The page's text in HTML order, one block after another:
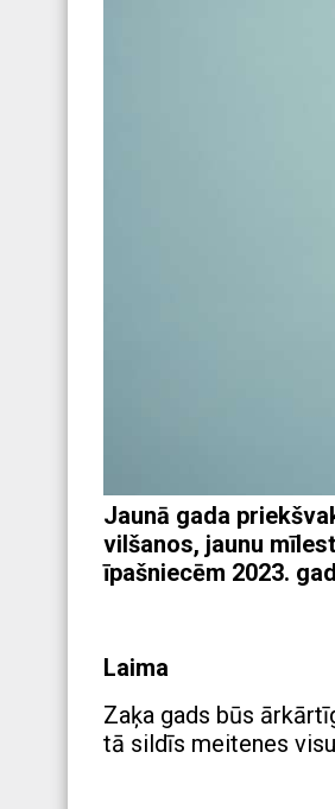
Jaunā gada
vilšanos, jaunu
īpašniecēm 2023.
Laima
Zaķa gads būs
tā sildīs meitenes